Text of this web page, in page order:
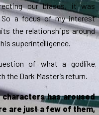
our biases, it was
So a focus of my interest
the relationships around
superintelligence.
of what a godlike
Dark Master’s return.
has aroused
are just a few of them,